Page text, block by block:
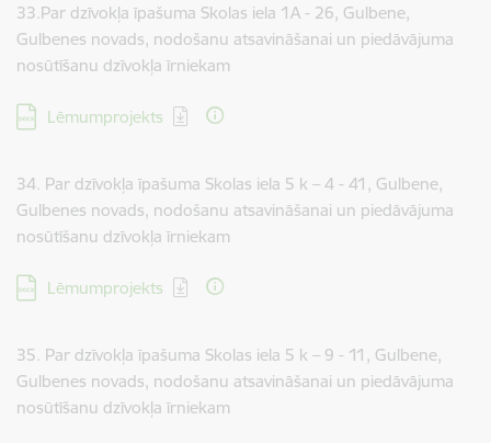
33.Par dzīvokļa īpašuma Skolas iela 1A - 26, Gulbene,
Gulbenes novads, nodošanu atsavināšanai un piedāvājuma
nosūtīšanu dzīvokļa īrniekam
Lejupielādēt:
Lēmumprojekts
34. Par dzīvokļa īpašuma Skolas iela 5 k – 4 - 41, Gulbene,
Gulbenes novads, nodošanu atsavināšanai un piedāvājuma
nosūtīšanu dzīvokļa īrniekam
Lejupielādēt:
Lēmumprojekts
35. Par dzīvokļa īpašuma Skolas iela 5 k – 9 - 11, Gulbene,
Gulbenes novads, nodošanu atsavināšanai un piedāvājuma
nosūtīšanu dzīvokļa īrniekam